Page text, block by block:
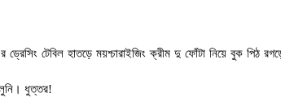
ড্রেসিং টেবিল হাতড়ে ময়শ্চারাইজিং ক্রীম দু ফোঁটা নিয়ে বুক পিঠ
ধুত্তর!